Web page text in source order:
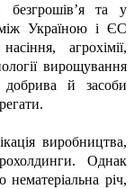
та у
між Україною і ЄС
агрохімії,
вирощування
добрива й засоби
виробництва,
Однак
річ,